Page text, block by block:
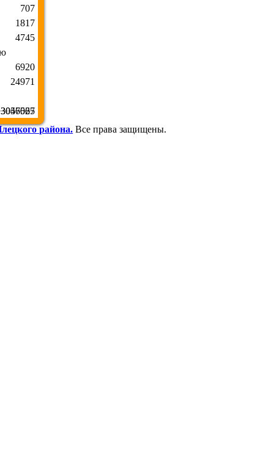
707
1817
4745
3047027
6920
24971
3056565
района. Все права защищены.